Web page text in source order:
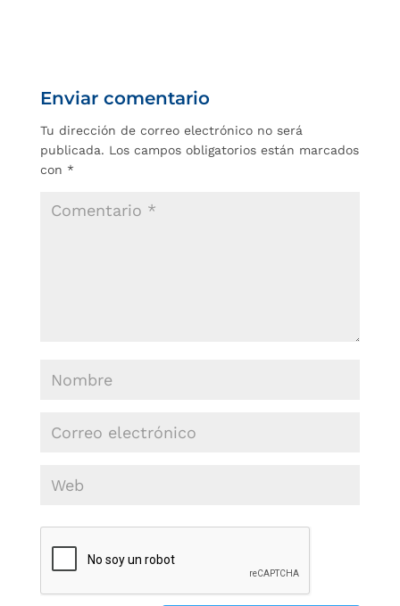
Enviar comentario
Tu dirección de correo electrónico no será
publicada. Los campos obligatorios están marcados
con *